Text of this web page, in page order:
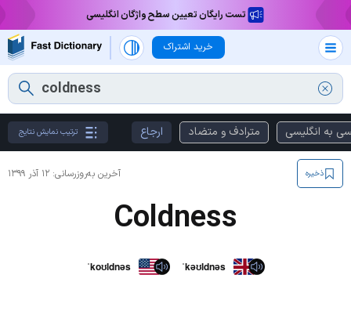
تست رایگان تعیین سطح واژگان انگلیسی
خرید اشتراک
به انگلیسی مترادف و متضاد ارجاع ترتیب نمایش نتایج
آخرین به‌روزرسانی: ۱۲ آذر ۱۳۹۹ ذخیره
Coldness
ˈkoʊldnəs ˈkəʊldnəs